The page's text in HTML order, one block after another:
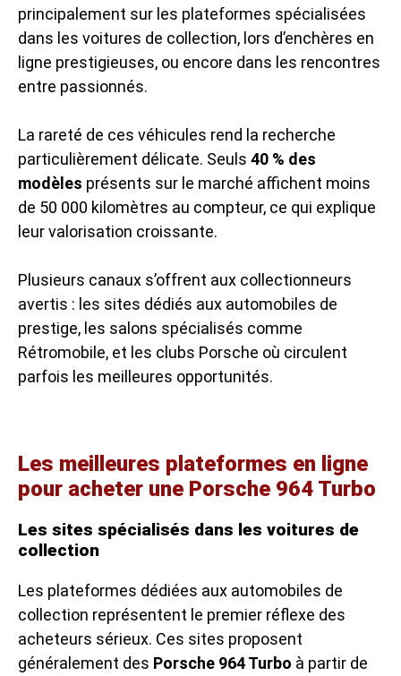
principalement sur les plateformes spécialisées
dans les voitures de collection, lors d’enchères en
ligne prestigieuses, ou encore dans les rencontres
entre passionnés.
La rareté de ces véhicules rend la recherche
particulièrement délicate. Seuls 40 % des
modèles présents sur le marché affichent moins
de 50 000 kilomètres au compteur, ce qui explique
leur valorisation croissante.
Plusieurs canaux s’offrent aux collectionneurs
avertis : les sites dédiés aux automobiles de
prestige, les salons spécialisés comme
Rétromobile, et les clubs Porsche où circulent
parfois les meilleures opportunités.
Les meilleures plateformes en ligne
pour acheter une Porsche 964 Turbo
Les sites spécialisés dans les voitures de
collection
Les plateformes dédiées aux automobiles de
collection représentent le premier réflexe des
acheteurs sérieux. Ces sites proposent
généralement des Porsche 964 Turbo à partir de